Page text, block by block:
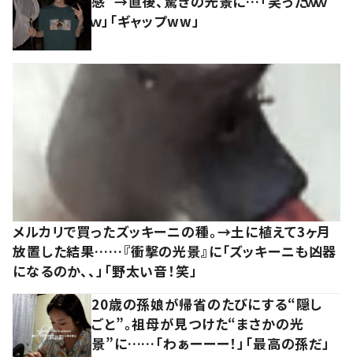
ｗ」「ギャップww」
メルカリで買ったズッキーニの種。→土に植えて3ヶ月
放置した結果……『衝撃の光景』に「ズッキーニも凶器
になるのか、、」「野太い音！笑」
20歳の孫娘が帰省のたびにする“隠し
ごと”。祖母が見つけた“まさかの光
景”に……「わぁーーー！」「最高の孫だ」